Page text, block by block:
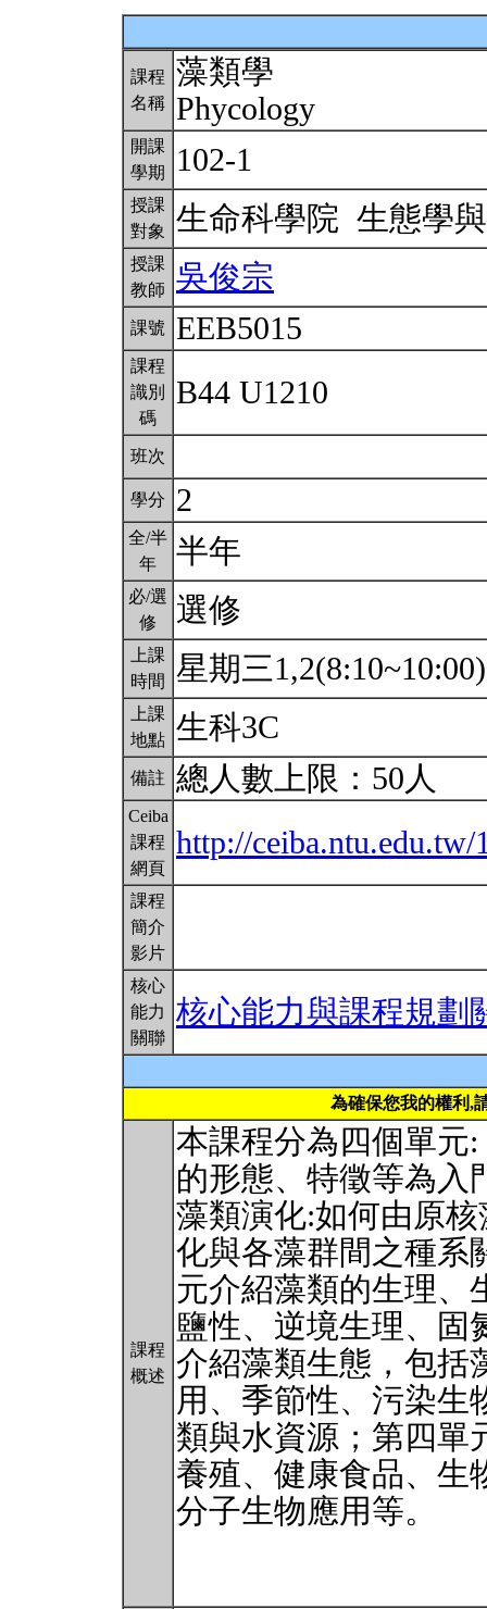
課程
名稱
藻類學
Phycology
開課
學期
102-1
授課
對象
生命科學院 生態學
授課
教師
吳俊宗
課號 EEB5015
課程
識別
碼
B44 U1210
班次
學分 2
全/半
年
半年
必/選
修
選修
上課
時間
星期三
上課
地點 生科3C
備註 總人數上限：50人
Ceiba
課程
網頁
http://
課程
簡介
影片
核心
能力
關聯
核心能力與課程規劃
為確保您我的權利,
課程
概述
本課程分為四個單元
的形態、特徵等為入
藻類演化:如何由原
化與各藻群間之種系
元介紹藻類的生理、
鹽性、逆境生理、固
介紹藻類生態，包括
用、季節性、污染生
類與水資源；第四單
養殖、健康食品、生
分子生物應用等。